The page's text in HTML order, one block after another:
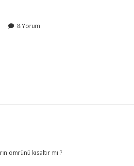
8 Yorum
ömrünü kısaltır mı ?